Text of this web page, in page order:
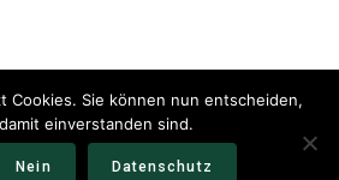
Cookies. Sie können nun entscheiden,
einverstanden sind.
Nein Datenschutz